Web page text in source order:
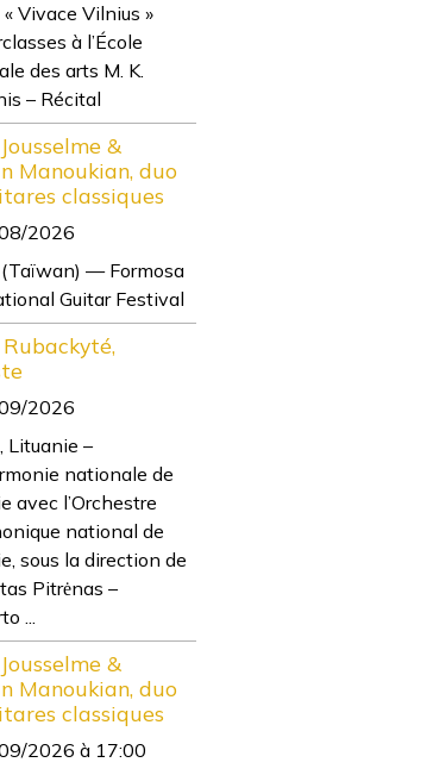
Vivace Vilnius »
à l’École
des arts M. K.
– Récital
&
Manoukian, duo
classiques
2026
— Formosa
Guitar Festival
2026
Lituanie –
nationale de
avec l’Orchestre
national de
sous la direction de
Pitrėnas –
...
&
Manoukian, duo
classiques
2026 à 17:00